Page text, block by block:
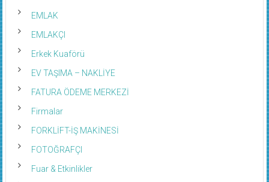
EMLAK
EMLAKÇI
Erkek Kuaförü
EV TAŞIMA – NAKLİYE
FATURA ÖDEME MERKEZİ
Firmalar
FORKLİFT-İŞ MAKİNESİ
FOTOĞRAFÇI
Fuar & Etkinlikler